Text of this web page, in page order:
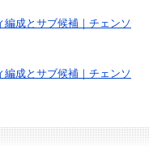
編成とサブ候補｜チェンソ
編成とサブ候補｜チェンソ